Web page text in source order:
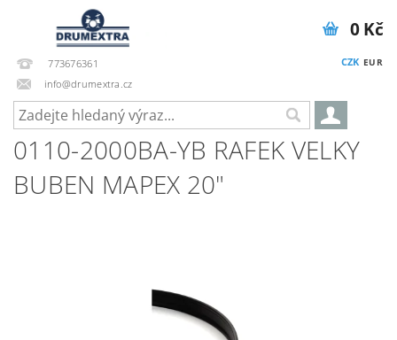
773676361
info@drumextra.cz
CZK EUR
0 Kč
0110-2000BA-YB RAFEK VELKY
BUBEN MAPEX 20"